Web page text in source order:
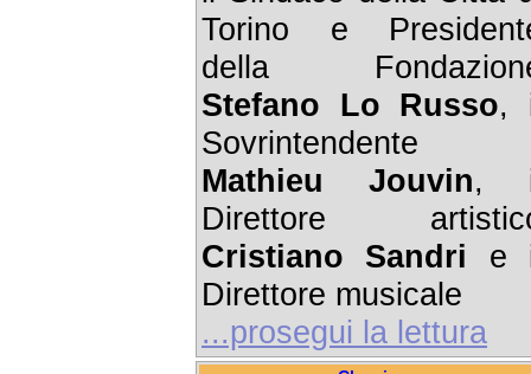
Torino e
della
Stefano Lo Russo,
Sovrintendente
Mathieu Jouvin,
Direttore
Cristiano Sandri e
Direttore musicale
...prosegui la lettura